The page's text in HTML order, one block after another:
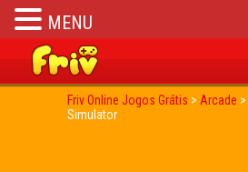
Friv Online Jogos Grátis > Arcade >
Simulator
MENU